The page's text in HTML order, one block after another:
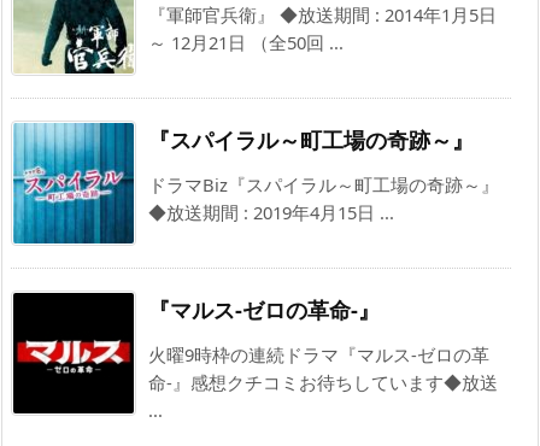
『軍師官兵衛』 ◆放送期間 : 2014年1月5日
～ 12月21日 （全50回 ...
『スパイラル～町工場の奇跡～』
ドラマBiz『スパイラル～町工場の奇跡～』
◆放送期間 : 2019年4月15日 ...
『マルス-ゼロの革命-』
火曜9時枠の連続ドラマ『マルス-ゼロの革
命-』感想クチコミお待ちしています◆放送
...